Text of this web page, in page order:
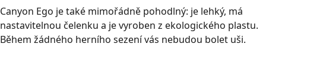
Canyon Ego je také mimořádně pohodlný: je lehký, má
nastavitelnou čelenku a je vyroben z ekologického plastu.
Během žádného herního sezení vás nebudou bolet uši.